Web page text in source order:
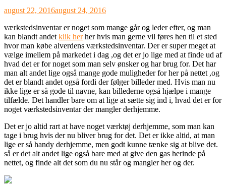
august 22, 2016august 24, 2016
værkstedsinventar er noget som mange går og leder efter, og man
kan blandt andet klik herher hvis man gerne vil føres hen til et sted
hvor man købe alverdens værkstedsinventar. Der er super meget at
vælge imellem på markedet i dag ,og det er jo lige med at finde ud af
hvad det er for noget som man selv ønsker og har brug for. Det har
man alt andet lige også mange gode muligheder for her på nettet ,og
det er blandt andet også fordi der følger billeder med. Hvis man nu
ikke lige er så gode til navne, kan billederne også hjælpe i mange
tilfælde. Det handler bare om at lige at sætte sig ind i, hvad det er for
noget værkstedsinventar der mangler derhjemme.
Det er jo altid rart at have noget værktøj derhjemme, som man kan
tage i brug hvis der nu bliver brug for det. Det er ikke altid, at man
lige er så handy derhjemme, men godt kunne tænke sig at blive det.
så er det alt andet lige også bare med at give den gas herinde på
nettet, og finde alt det som du nu står og mangler her og der.